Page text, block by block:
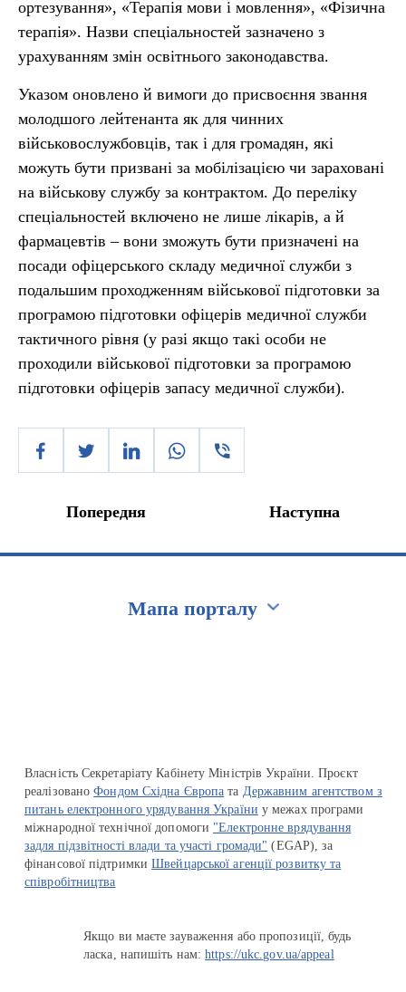
ортезування», «Терапія мови і мовлення», «Фізична
терапія». Назви спеціальностей зазначено з
урахуванням змін освітнього законодавства.
Указом оновлено й вимоги до присвоєння звання
молодшого лейтенанта як для чинних
військовослужбовців, так і для громадян, які
можуть бути призвані за мобілізацією чи зараховані
на військову службу за контрактом. До переліку
спеціальностей включено не лише лікарів, а й
фармацевтів – вони зможуть бути призначені на
посади офіцерського складу медичної служби з
подальшим проходженням військової підготовки за
програмою підготовки офіцерів медичної служби
тактичного рівня (у разі якщо такі особи не
проходили військової підготовки за програмою
підготовки офіцерів запасу медичної служби).
Попередня Наступна
Мапа порталу
Власність Секретаріату Кабінету Міністрів України. Проєкт
реалізованоФондом Східна Європа та Державним агентством з
питань електронного урядування України у межах програми
міжнародної технічної допомоги "Електронне врядування
задля підзвітності влади та участі громади" (EGAP), за
фінансової підтримкиШвейцарської агенції розвитку та
співробітництва
Якщо ви маєте зауваження або пропозиції, будь
ласка, напишіть нам:https://ukc.gov.ua/appeal